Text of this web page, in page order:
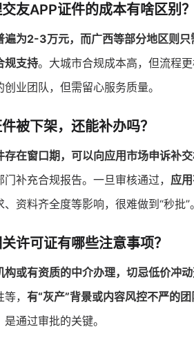
友APP证件的成本有啥区别？
遍为2-3万元，而广西等部分地区则只
规支持。大城市合规成本高，但流程
业团队，但需留心服务质量。
被下架，还能补办吗？
存在窗口期，可以向应用市场申诉补
补充合规报告。一旦审核通过， 应
资料齐全度等影响，很难做到“秒批”。
许可证有哪些注意事项？
构或有资质的中介办理，切忌低价冲
， 有“灰产”背景或内容风控不严的
通过审批的关键。